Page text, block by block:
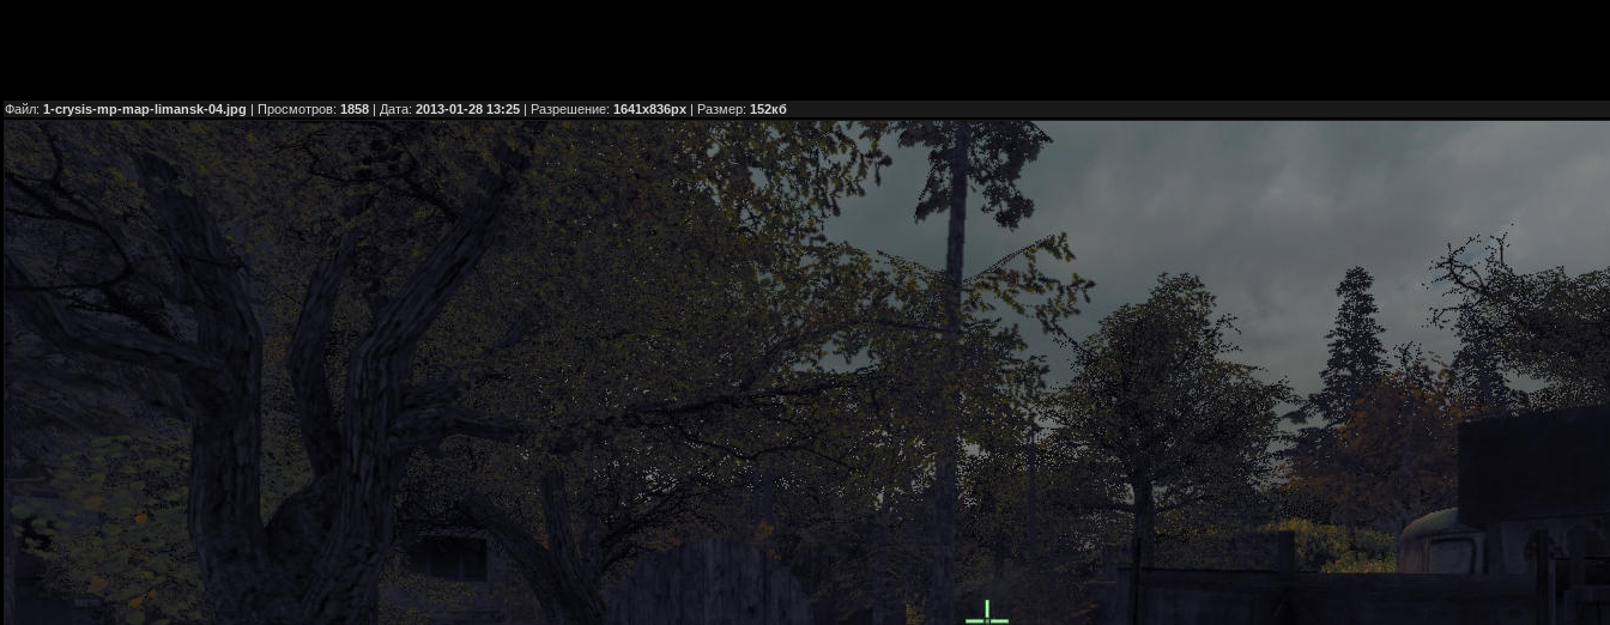
Файл: 1-crysis-mp-map-limansk-04.jpg | Просмотров: 1858 | Дата: 2013-01-28 13:25 | Разрешение: 1641x836px | Размер: 152кб